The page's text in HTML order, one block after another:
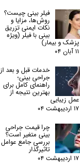
فیلر بینی چیست؟
روش‌ها، مزایا و
نکات ایمنی تزریق
بینی با فیلر (ویژه
پزشک و بیمار)
۱۱ آبان ۰۴
خدمات قبل و بعد از
جراحی بینی؛
راهنمای کامل برای
بهترین نتیجه از
عمل زیبایی
۱۷ اردیبهشت ۰۴
چرا قیمت جراحی
بینی متغیر است؟
بررسی جامع عوامل
تاثیرگذار
۱۷ اردیبهشت ۰۴